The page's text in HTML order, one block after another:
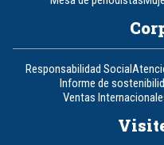
Responsabilidad Social
Informe de
Ventas